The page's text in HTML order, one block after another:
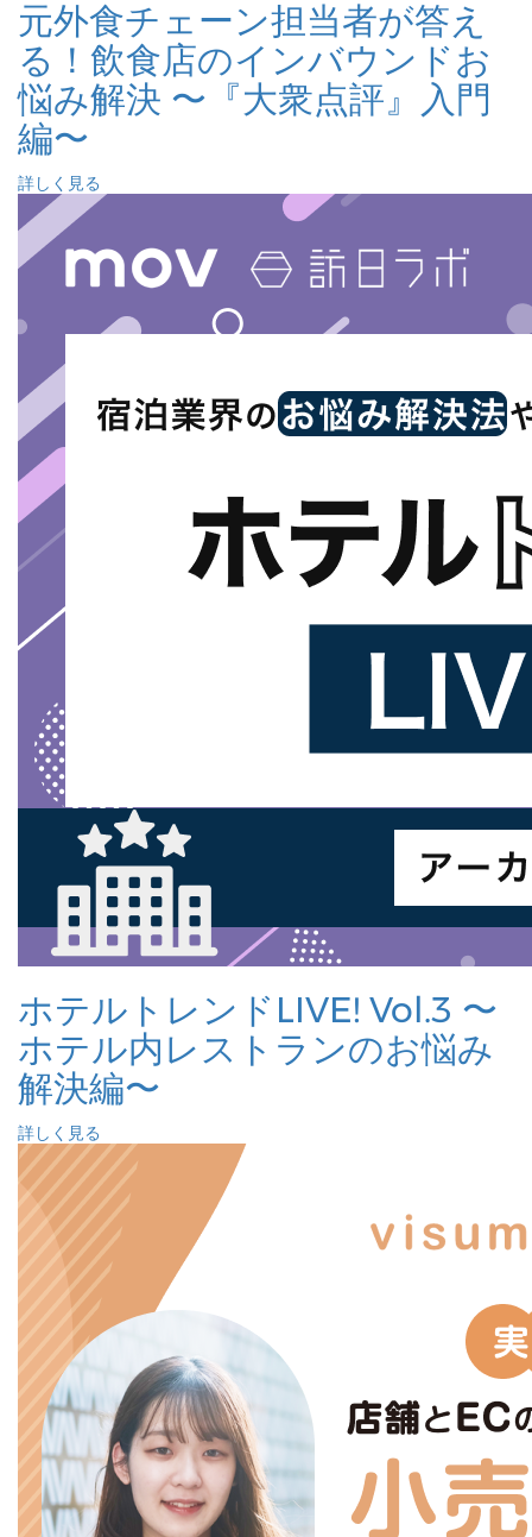
元外食チェーン担当者が答え
る！飲食店のインバウンドお
悩み解決 〜『大衆点評』入門
編〜
詳しく見る
ホテルトレンドLIVE! Vol.3 〜
ホテル内レストランのお悩み
解決編〜
詳しく見る